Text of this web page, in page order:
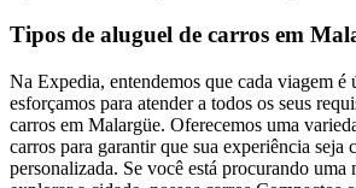
Tipos de aluguel de carros em
Na Expedia, entendemos que cada viagem é
esforçamos para atender a todos os seus
carros em Malargüe. Oferecemos uma
carros para garantir que sua experiência seja
personalizada. Se você está procurando uma